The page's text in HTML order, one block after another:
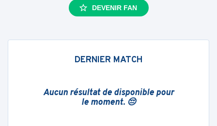
DEVENIR FAN
DERNIER MATCH
Aucun résultat de disponible pour
le moment. 😔